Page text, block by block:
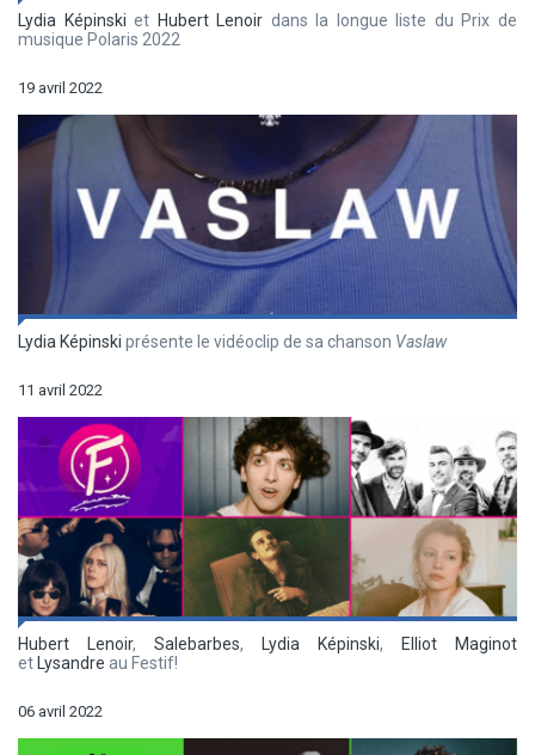
Lydia Képinski et Hubert Lenoir dans la longue liste du Prix de
musique Polaris 2022
19 avril 2022
Lydia Képinski présente le vidéoclip de sa chanson Vaslaw
11 avril 2022
Hubert Lenoir, Salebarbes, Lydia Képinski,
Elliot Maginot
et Lysandre au Festif!
06 avril 2022